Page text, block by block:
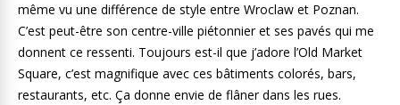
même vu une différence de style entre Wroclaw et Poznan.
C’est peut-être son centre-ville piétonnier et ses pavés qui me
donnent ce ressenti. Toujours est-il que j’adore l’Old Market
Square, c’est magnifique avec ces bâtiments colorés, bars,
restaurants, etc. Ça donne envie de flâner dans les rues.